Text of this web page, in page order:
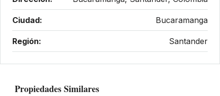
Ciudad: Bucaramanga
Región: Santander
Propiedades Similares